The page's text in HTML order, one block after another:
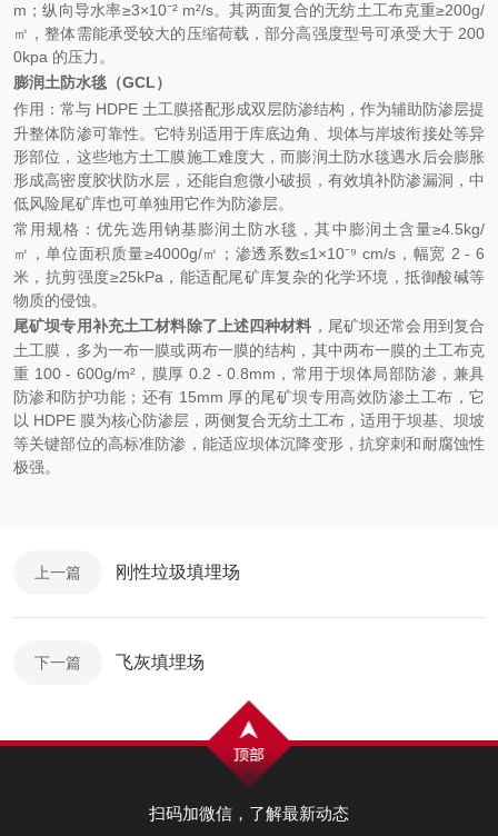
m；纵向导水率≥3×10⁻² m²/s。其两面复合的无纺土工布克重≥200g/
㎡，整体需能承受较大的压缩荷载，部分高强度型号可承受大于 200
0kpa 的压力。
膨润土防水毯（GCL）
作用：常与 HDPE 土工膜搭配形成双层防渗结构，作为辅助防渗层提
升整体防渗可靠性。它特别适用于库底边角、坝体与岸坡衔接处等异
形部位，这些地方土工膜施工难度大，而膨润土防水毯遇水后会膨胀
形成高密度胶状防水层，还能自愈微小破损，有效填补防渗漏洞，中
低风险尾矿库也可单独用它作为防渗层。
常用规格：优先选用钠基膨润土防水毯，其中膨润土含量≥4.5kg/
㎡，单位面积质量≥4000g/㎡；渗透系数≤1×10⁻⁹ cm/s，幅宽 2 - 6
米，抗剪强度≥25kPa，能适配尾矿库复杂的化学环境，抵御酸碱等
物质的侵蚀。
尾矿坝专用补充土工材料除了上述四种材料 ，尾矿坝还常会用到复合
土工膜，多为一布一膜或两布一膜的结构，其中两布一膜的土工布克
重 100 - 600g/m²，膜厚 0.2 - 0.8mm，常用于坝体局部防渗，兼具
防渗和防护功能；还有 15mm 厚的尾矿坝专用高效防渗土工布，它
以 HDPE 膜为核心防渗层，两侧复合无纺土工布，适用于坝基、坝坡
等关键部位的高标准防渗，能适应坝体沉降变形，抗穿刺和耐腐蚀性
极强。
上一篇 刚性垃圾填埋场
下一篇 飞灰填埋场
扫码加微信，了解最新动态